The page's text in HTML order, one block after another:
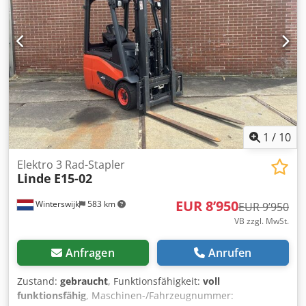
1 / 10
Winterswijk 583 km
Elektro 3 Rad-Stapler
Linde E15-02
EUR 8’950EUR 9’950
VB zzgl. MwSt.
Anfragen Anrufen
Zustand: gebraucht, Funktionsfähigkeit: voll
funktionsfähig, Maschinen-/Fahrzeugnummer: